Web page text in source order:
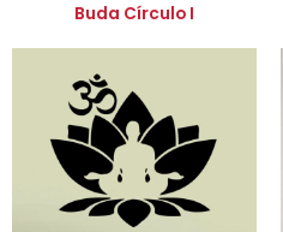
Buda Círculo I